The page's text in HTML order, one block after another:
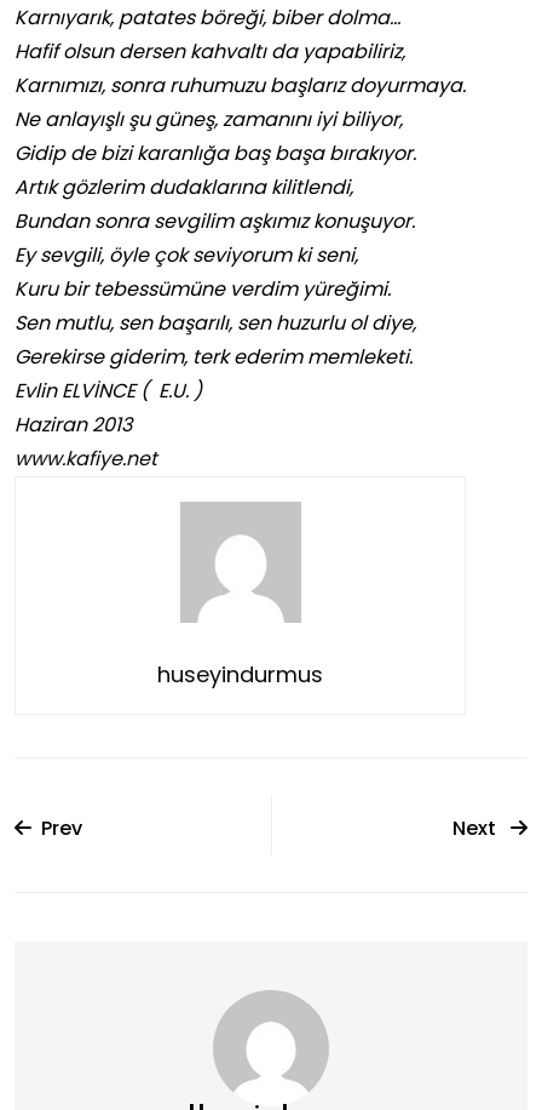
Karnıyarık, patates böreği, biber dolma…
Hafif olsun dersen kahvaltı da yapabiliriz,
Karnımızı, sonra ruhumuzu başlarız doyurmaya.
Ne anlayışlı şu güneş, zamanını iyi biliyor,
Gidip de bizi karanlığa baş başa bırakıyor.
Artık gözlerim dudaklarına kilitlendi,
Bundan sonra sevgilim aşkımız konuşuyor.
Ey sevgili, öyle çok seviyorum ki seni,
Kuru bir tebessümüne verdim yüreğimi.
Sen mutlu, sen başarılı, sen huzurlu ol diye,
Gerekirse giderim, terk ederim memleketi.
Evlin ELVİNCE ( E.U. )
Haziran 2013
www.kafiye.net
huseyindurmus
Prev Next